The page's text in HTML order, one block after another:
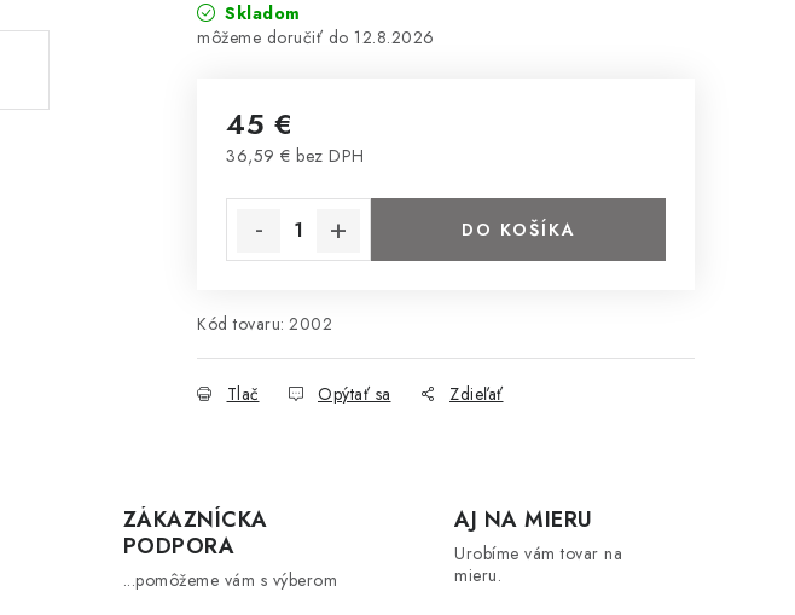
Skladom
12.8.2026
45 €
36,59 € bez DPH
DO KOŠÍKA
Kód tovaru: 2002
Tlač Opýtať sa Zdieľať
ZÁKAZNÍCKA
PODPORA
...pomôžeme vám s výberom
AJ NA MIERU
Urobíme vám tovar na
mieru.